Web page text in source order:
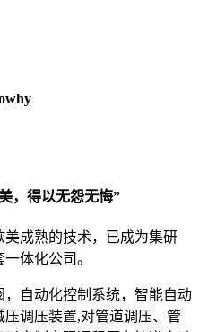
，得以无怨无悔”
美成熟的技术，已成为集研
体化公司。
，自动化控制系统，智能自动
调压装置,对管道调压、管